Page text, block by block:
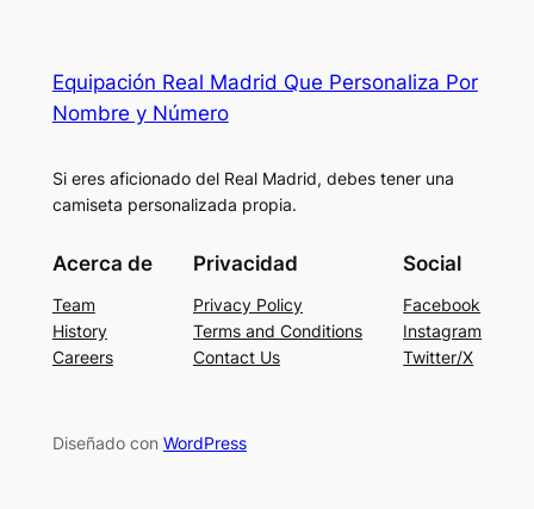
Equipación Real Madrid Que Personaliza Por
Nombre y Número
Si eres aficionado del Real Madrid, debes tener una
camiseta personalizada propia.
Acerca de
Team
History
Careers
Privacidad
Privacy Policy
Terms and Conditions
Contact Us
Social
Facebook
Instagram
Twitter/X
Diseñado con WordPress